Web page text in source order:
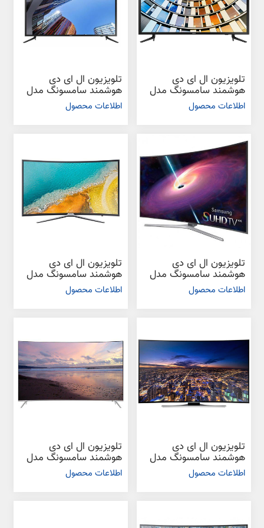
تلویزیون ال ای دی
هوشمند سامسونگ مدل
N5880 سایز 49 اینچ
اطلاعات محصول
تلویزیون ال ای دی
هوشمند سامسونگ مدل
N5885 سایز 49 اینچ
اطلاعات محصول
تلویزیون ال ای دی
هوشمند سامسونگ مدل
KSC9990 سایز 55 اینچ
اطلاعات محصول
تلویزیون ال ای دی
هوشمند سامسونگ مدل
K6965 سایز 49 اینچ
اطلاعات محصول
تلویزیون ال ای دی
هوشمند سامسونگ مدل
HUC8990 سایز 55 اینچ
اطلاعات محصول
تلویزیون ال ای دی
هوشمند سامسونگ مدل
KS8985 سایز 55 اینچ
اطلاعات محصول